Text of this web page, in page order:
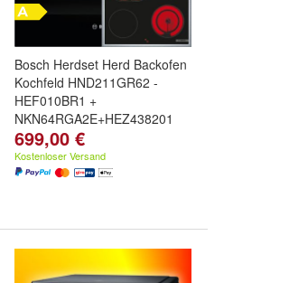
Bosch Herdset Herd Backofen
Kochfeld HND211GR62 -
HEF010BR1 +
NKN64RGA2E+HEZ438201
699,00 €
Kostenloser Versand